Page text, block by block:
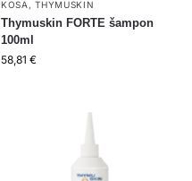
KOSA ,THYMUSKIN
Thymuskin FORTE šampon
100ml
58,81 €